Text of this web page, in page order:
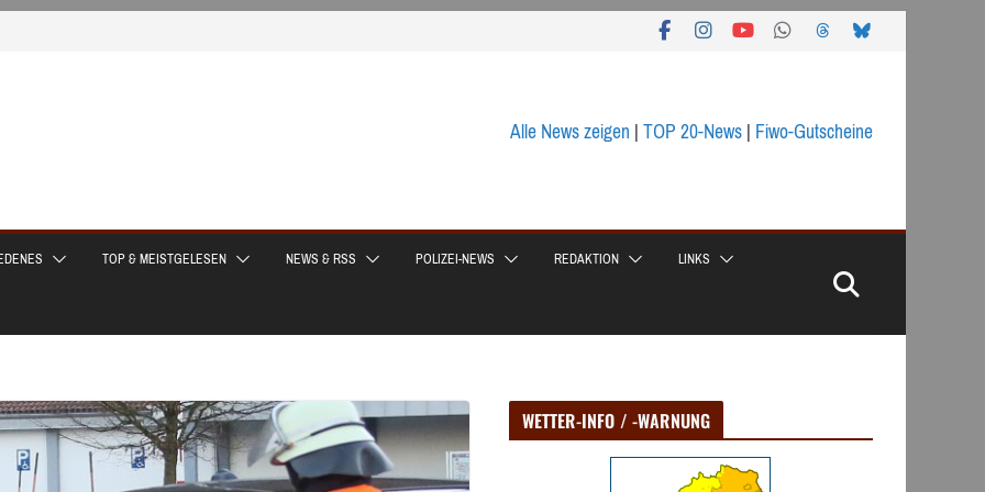
Alle News zeigen|TOP 20-News|Fiwo-Gutscheine
TOP & MEISTGELESEN NEWS & RSS POLIZEI-NEWS REDAKTION LINKS
WETTER-INFO / -WARNUNG